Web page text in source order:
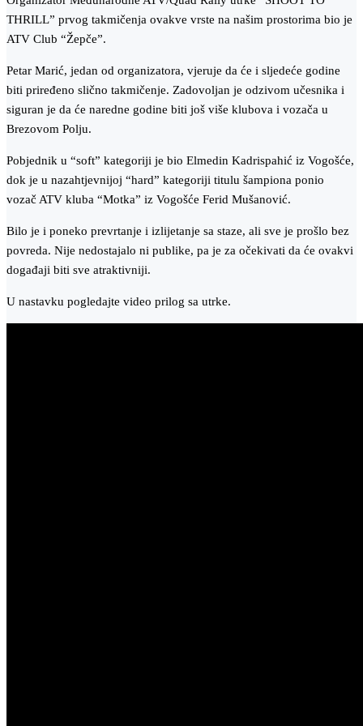
THRILL” prvog takmičenja ovakve vrste na našim prostorima bio je
ATV Club “Žepče”.
Petar Marić, jedan od organizatora, vjeruje da će i sljedeće godine
biti priređeno slično takmičenje. Zadovoljan je odzivom učesnika i
siguran je da će naredne godine biti još više klubova i vozača u
Brezovom Polju.
Pobjednik u “soft” kategoriji je bio Elmedin Kadrispahić iz Vogošće,
dok je u nazahtjevnijoj “hard” kategoriji titulu šampiona ponio
vozač ATV kluba “Motka” iz Vogošće Ferid Mušanović.
Bilo je i poneko prevrtanje i izlijetanje sa staze, ali sve je prošlo bez
povreda. Nije nedostajalo ni publike, pa je za očekivati da će ovakvi
događaji biti sve atraktivniji.
U nastavku pogledajte video prilog sa utrke.